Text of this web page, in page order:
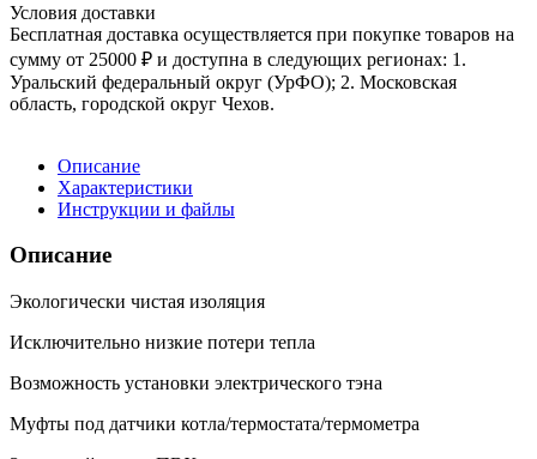
Условия доставки
Бесплатная доставка осуществляется при покупке товаров на
сумму от 25000 ₽ и доступна в следующих регионах: 1.
Уральский федеральный округ (УрФО); 2. Московская
область, городской округ Чехов.
Описание
Характеристики
Инструкции и файлы
Описание
Экологически чистая изоляция
Исключительно низкие потери тепла
Возможность установки электрического тэна
Муфты под датчики котла/термостата/термометра